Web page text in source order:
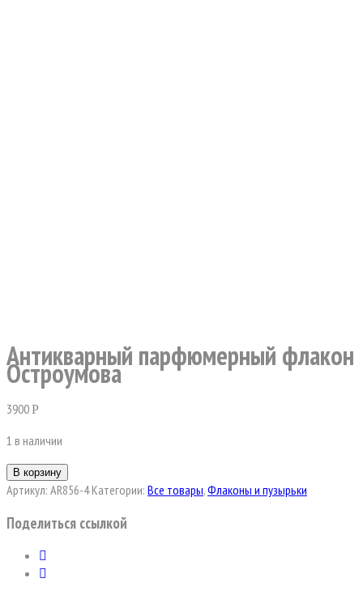
Антикварный парфюмерный флакон
Остроумова
3900Р
1 в наличии
В корзину
Артикул: AR856-4 Категории: Все товары,Флаконы и пузырьки
Поделиться ссылкой